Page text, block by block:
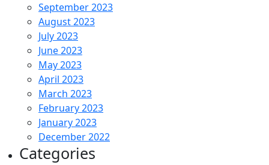
September 2023
August 2023
July 2023
June 2023
May 2023
April 2023
March 2023
February 2023
January 2023
December 2022
Categories